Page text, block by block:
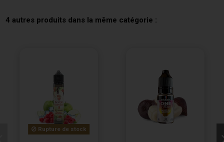
4 autres produits dans la même catégorie :
Rupture de stock